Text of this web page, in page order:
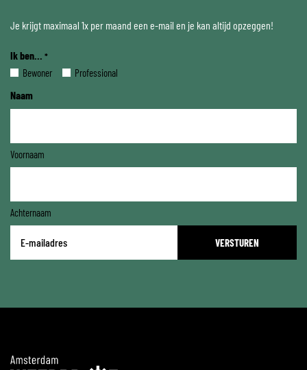
Je krijgt maximaal 1x per maand een e-mail en je kan altijd opzeggen!
Ik ben... *
Bewoner Professional
Naam
Voornaam
Achternaam
mailadres